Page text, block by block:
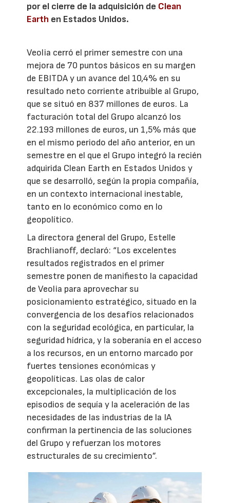
por el cierre de la adquisición de Clean
Earth en Estados Unidos.
Veolia cerró el primer semestre con una
mejora de 70 puntos básicos en su margen
de EBITDA y un avance del 10,4% en su
resultado neto corriente atribuible al Grupo,
que se situó en 837 millones de euros. La
facturación total del Grupo alcanzó los
22.193 millones de euros, un 1,5% más que
en el mismo periodo del año anterior, en un
semestre en el que el Grupo integró la recién
adquirida Clean Earth en Estados Unidos y
que se desarrolló, según la propia compañía,
en un contexto internacional inestable,
tanto en lo económico como en lo
geopolítico.
La directora general del Grupo, Estelle
Brachlianoff, declaró: “Los excelentes
resultados registrados en el primer
semestre ponen de manifiesto la capacidad
de Veolia para aprovechar su
posicionamiento estratégico, situado en la
convergencia de los desafíos relacionados
con la seguridad ecológica, en particular, la
seguridad hídrica, y la soberanía en el acceso
a los recursos, en un entorno marcado por
fuertes tensiones económicas y
geopolíticas. Las olas de calor
excepcionales, la multiplicación de los
episodios de sequía y la aceleración de las
necesidades de las industrias de la IA
confirman la pertinencia de las soluciones
del Grupo y refuerzan los motores
estructurales de su crecimiento”.